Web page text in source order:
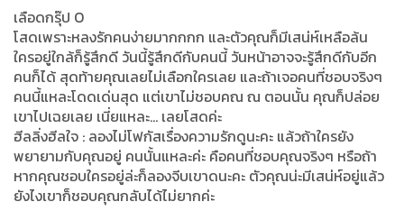
เลือดกรุ๊ป O
โสดเพราะหลงรักคนง่ายมากกกก และตัวคุณก็มีเสน่ห์เหลือล้น
ใครอยู่ใกล้ก็รู้สึกดี วันนี้รู้สึกดีกับคนนี้ วันหน้าอาจจะรู้สึกดีกับอีก
คนก็ได้ สุดท้ายคุณเลยไม่เลือกใครเลย และถ้าเจอคนที่ชอบจริงๆ
คนนี้แหละโดดเด่นสุด แต่เขาไม่ชอบคณ ณ ตอนนั้น คุณก็ปล่อย
เขาไปเฉยเลย เนี่ยแหละ… เลยโสดค่ะ
ฮีลลิ่งฮีลใจ : ลองไม่โฟกัสเรื่องความรักดูนะคะ แล้วถ้าใครยัง
พยายามกับคุณอยู่ คนนั้นแหละค่ะ คือคนที่ชอบคุณจริงๆ หรือถ้า
หากคุณชอบใครอยู่ล่ะก็ลองจีบเขาดนะคะ ตัวคุณน่ะมีเสน่ห์อยู่แล้ว
ยังไงเขาก็ชอบคุณกลับได้ไม่ยากค่ะ